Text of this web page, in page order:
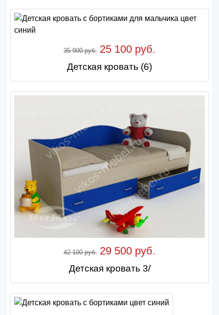
35 900 руб. 25 100 руб.
Детская кровать (6)
42 100 руб. 29 500 руб.
Детская кровать 3/